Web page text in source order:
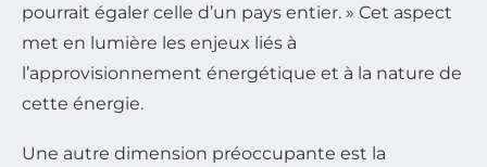
pourrait égaler celle d’un pays entier. » Cet aspect
met en lumière les enjeux liés à
l’approvisionnement énergétique et à la nature de
cette énergie.
Une autre dimension préoccupante est la